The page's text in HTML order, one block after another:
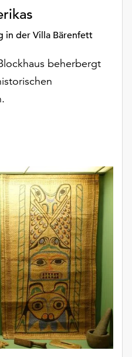
in der Villa Bärenfett
beherbergt